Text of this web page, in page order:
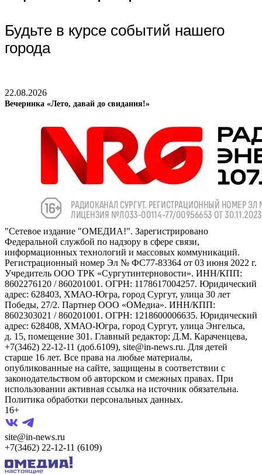
Будьте в курсе событий нашего
города
22.08.2026
Вечеринка «Лето, давай до свидания!»
"Сетевое издание "ОМЕДИА!". Зарегистрировано
Федеральной службой по надзору в сфере связи,
информационных технологий и массовых коммуникаций.
Регистрационный номер Эл № ФС77-83364 от 03 июня 2022 г.
Учредитель ООО ТРК «Сургутинтерновости». ИНН/КПП:
8602276120 / 860201001. ОГРН: 1178617004257. Юридический
адрес: 628403, ХМАО-Югра, город Сургут, улица 30 лет
Победы, 27/2. Партнер ООО «ОМедиа». ИНН/КПП:
8602303021 / 860201001. ОГРН: 1218600006635. Юридический
адрес: 628408, ХМАО-Югра, город Сургут, улица Энгельса,
д. 15, помещение 301. Главный редактор: Д.М. Караченцева,
+7(3462) 22-12-11 (доб.6109), site@in-news.ru. Для детей
старше 16 лет. Все права на любые материалы,
опубликованные на сайте, защищены в соответствии с
законодательством об авторском и смежных правах. При
использовании активная ссылка на источник обязательна.
Политика обработки персональных данных.
16+
site@in-news.ru
+7(3462) 22-12-11 (6109)